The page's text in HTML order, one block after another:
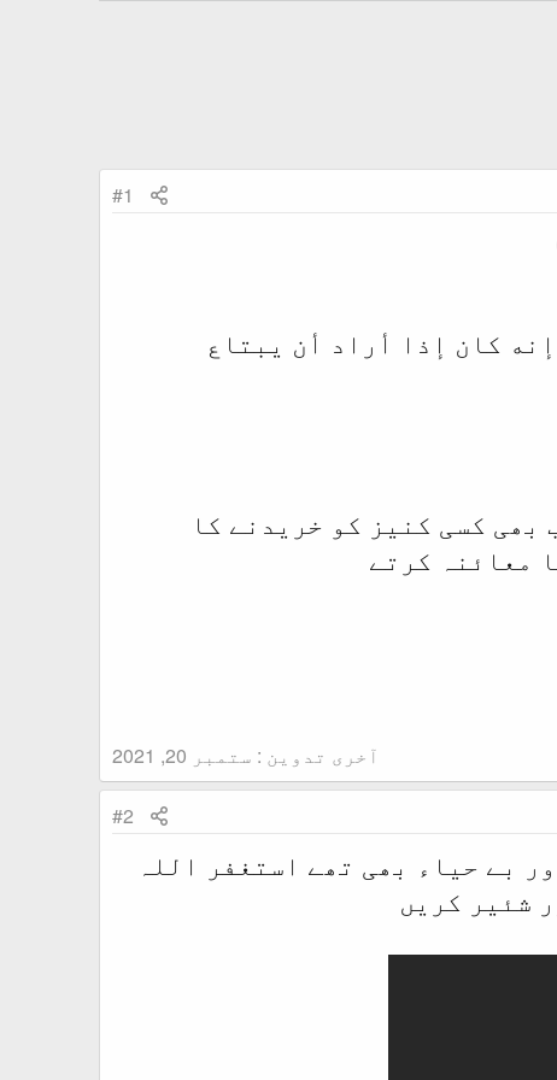
#1
كان إذا أراد أن يبتاع
بھی کسی کنیز کو خریدنے کا
معائنہ کرتے
آخری تدوین : ستمبر 20, 2021
#2
بے حیاء بھی تھے استغفر اللہ
شئیر کریں